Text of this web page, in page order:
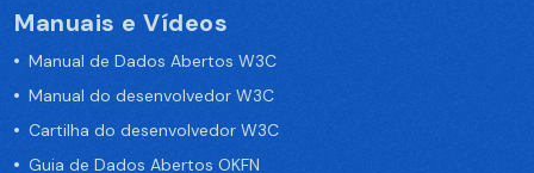
Manuais e Vídeos
Manual de Dados Abertos W3C
Manual do desenvolvedor W3C
Cartilha do desenvolvedor W3C
Guia de Dados Abertos OKFN